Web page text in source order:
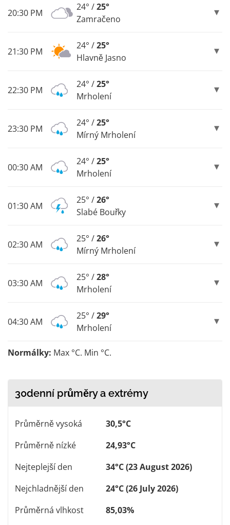
20:30 PM
24° /25°
Zamračeno
21:30 PM
24° /25°
Hlavně Jasno
22:30 PM
24° /25°
Mrholení
23:30 PM
24° /25°
Mírný Mrholení
00:30 AM
24° /25°
Mrholení
01:30 AM
25° /26°
Slabé Bouřky
02:30 AM
25° /26°
Mírný Mrholení
03:30 AM
25° /28°
Mrholení
04:30 AM
25° /29°
Mrholení
Normálky: Max °C. Min °C.
30denní průměry a extrémy
Průměrně vysoká
30,5°C
Průměrně nízké
24,93°C
Nejteplejší den
34°C (23 August 2026)
Nejchladnější den
24°C (26 July 2026)
Průměrná vlhkost
85,03%